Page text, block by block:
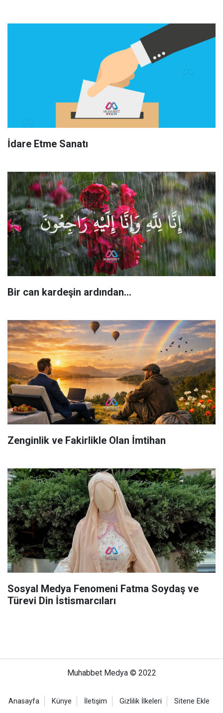
İdare Etme Sanatı
Bir can kardeşin ardından…
Zenginlik ve Fakirlikle Olan İmtihan
Sosyal Medya Fenomeni Fatma Soydaş ve
Türevi Din İstismarcıları
Muhabbet Medya © 2022
Anasayfa Künye İletişim Gizlilik İlkeleri Sitene Ekle